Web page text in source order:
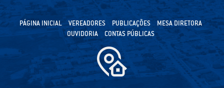
PÁGINA INICIAL VEREADORES PUBLICAÇÕES
MESA DIRETORA
OUVIDORIA
CONTAS PÚBLICAS